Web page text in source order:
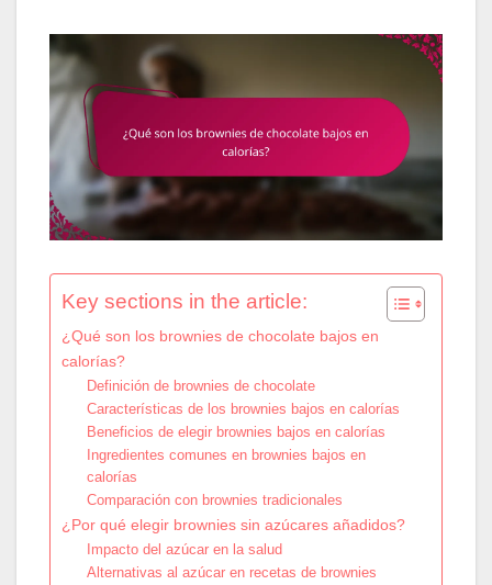
Key sections in the article:
¿Qué son los brownies de chocolate bajos en
calorías?
Definición de brownies de chocolate
Características de los brownies bajos en calorías
Beneficios de elegir brownies bajos en calorías
Ingredientes comunes en brownies bajos en
calorías
Comparación con brownies tradicionales
¿Por qué elegir brownies sin azúcares añadidos?
Impacto del azúcar en la salud
Alternativas al azúcar en recetas de brownies